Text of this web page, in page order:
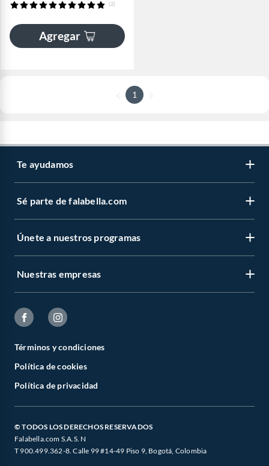
(2)
Agregar
1
Te ayudamos
Sé parte de falabella.com
Únete a nuestros programas
Nuestras empresas
Términos y condiciones
Política de cookies
Política de privacidad
© TODOS LOS DERECHOS RESERVADOS
Falabella.com S.A.S. N
T 900.499.362-8. Calle 99 #14-49 Piso 9, Bogotá, Colombia